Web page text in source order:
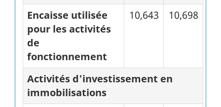
Encaisse utilisée
pour les activités
de
fonctionnement
10,643 10,698
Activités d'investissement en
immobilisations